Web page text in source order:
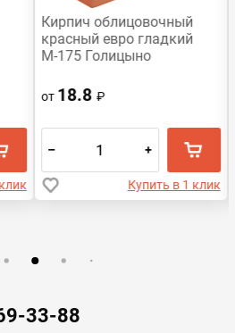
Кирпич облицовочный
красный евро гладкий
М-175 Голицыно
от 18.8₽
– +
Купить в 1 клик
33-88